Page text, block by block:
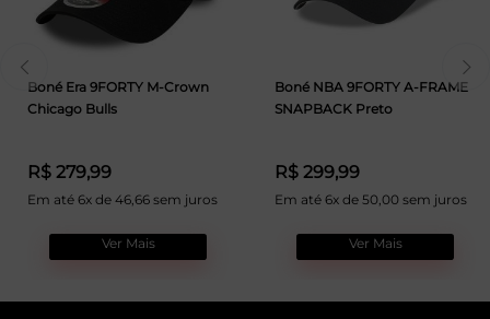
Boné Era 9FORTY M-Crown
Chicago Bulls
R$ 279,99
Em até 6x de 46,66 sem juros
Ver Mais
Boné NBA 9FORTY A-FRAME
SNAPBACK Preto
R$ 299,99
Em até 6x de 50,00 sem juros
Ver Mais